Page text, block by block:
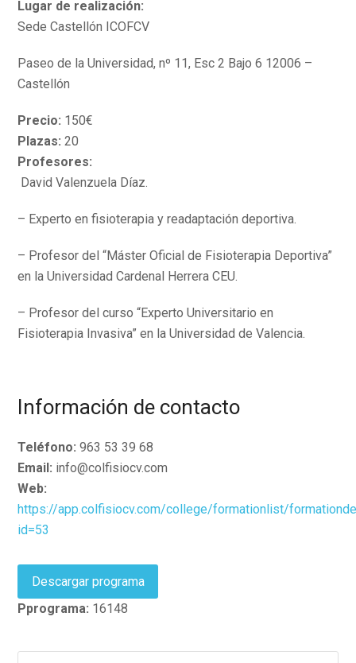
Lugar de realización:
Sede Castellón ICOFCV
Paseo de la Universidad, nº 11, Esc 2 Bajo 6 12006 –
Castellón
Precio: 150€
Plazas: 20
Profesores:
David Valenzuela Díaz.
– Experto en fisioterapia y readaptación deportiva.
– Profesor del “Máster Oficial de Fisioterapia Deportiva”
en la Universidad Cardenal Herrera CEU.
– Profesor del curso “Experto Universitario en
Fisioterapia Invasiva” en la Universidad de Valencia.
Información de contacto
Teléfono: 963 53 39 68
Email: info@colfisiocv.com
Web:
https://app.colfisiocv.com/college/formationlist/
id=53
Descargar programa
Pprograma: 16148